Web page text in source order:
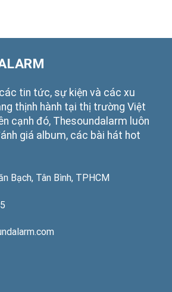
tin tức, sự kiện và các xu
thịnh hành tại thị trường Việt
cạnh đó, Thesoundalarm luôn
giá album, các bài hát hot
Bạch, Tân Bình, TPHCM